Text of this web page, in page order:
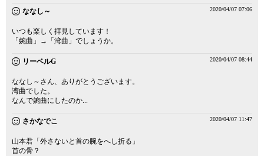
ななし～ 2020/04/07 07:06
いつも楽しく拝見しています！
「婉曲」→「湾曲」でしょうか。
リーベルG 2020/04/07 08:44
ななし～さん、ありがとうございます。
湾曲でした。
なんで婉曲にしたのか...
さかなでこ 2020/04/07 11:47
山本君「外さないと首の腕をへし折る」
首の骨？